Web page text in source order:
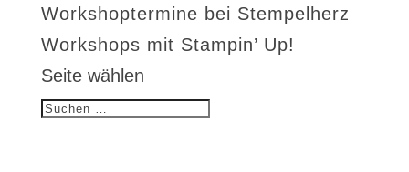
Workshoptermine bei Stempelherz
Workshops mit Stampin’ Up!
Seite wählen